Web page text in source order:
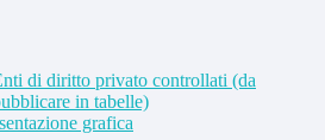
di diritto privato controllati (da
in tabelle)
grafica